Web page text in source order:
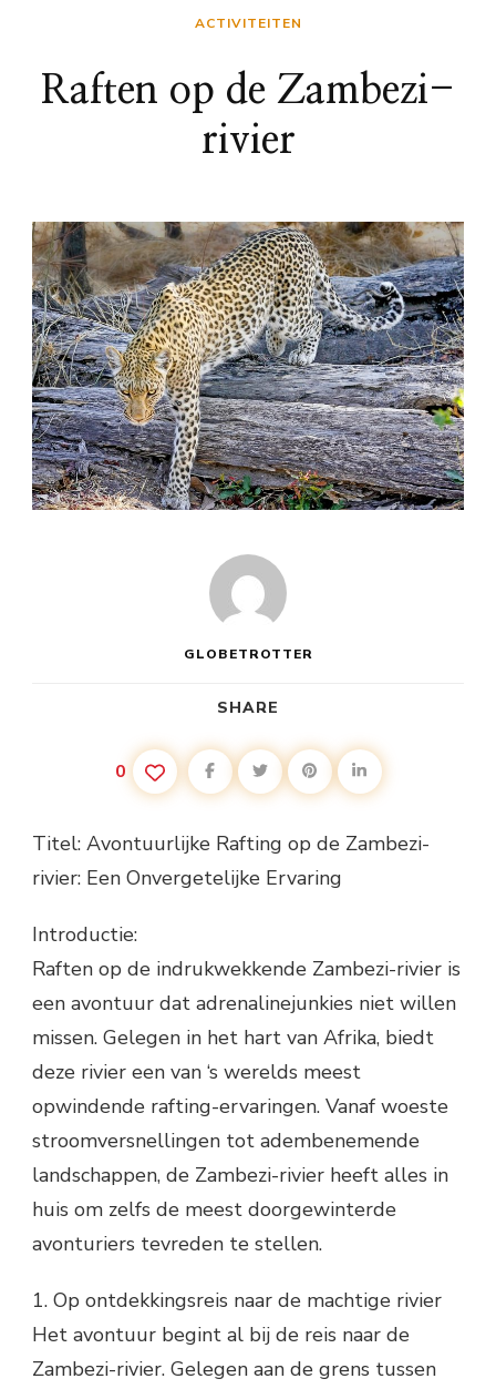
ACTIVITEITEN
Raften op de Zambezi-
rivier
GLOBETROTTER
SHARE
0
Titel: Avontuurlijke Rafting op de Zambezi-
rivier: Een Onvergetelijke Ervaring
Introductie:
Raften op de indrukwekkende Zambezi-rivier is
een avontuur dat adrenalinejunkies niet willen
missen. Gelegen in het hart van Afrika, biedt
deze rivier een van ‘s werelds meest
opwindende rafting-ervaringen. Vanaf woeste
stroomversnellingen tot adembenemende
landschappen, de Zambezi-rivier heeft alles in
huis om zelfs de meest doorgewinterde
avonturiers tevreden te stellen.
1. Op ontdekkingsreis naar de machtige rivier
Het avontuur begint al bij de reis naar de
Zambezi-rivier. Gelegen aan de grens tussen